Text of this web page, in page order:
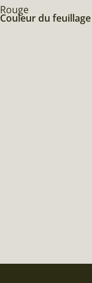
Rouge
Couleur du